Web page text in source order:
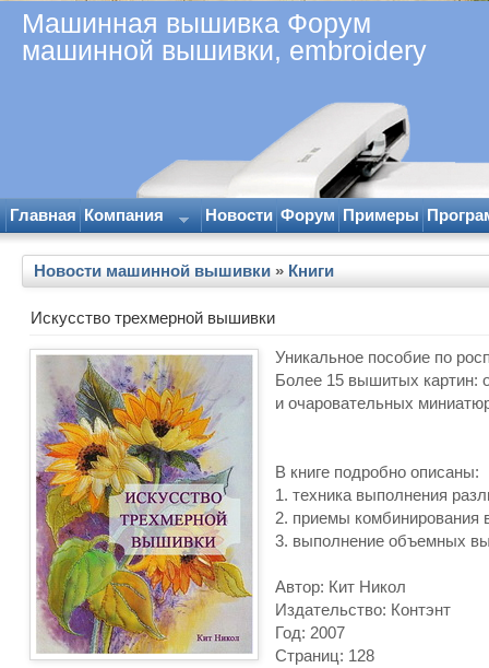
Машинная вышивка Форум
машинной вышивки, embroidery
Главная Компания Новости Форум Примеры
Новости машинной вышивки » Книги
Искусство трехмерной вышивки
Уникальное пособие по
Более 15 вышитых картин:
и очаровательных
В книге подробно описаны:
1. техника выполнения
2. приемы комбинирования
3. выполнение объемных
Автор: Кит Никол
Издательство: Контэнт
Год: 2007
Страниц: 128